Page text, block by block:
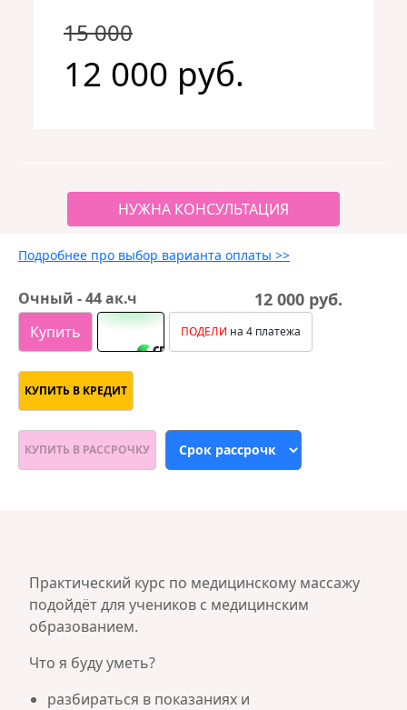
15 000
12 000 руб.
НУЖНА КОНСУЛЬТАЦИЯ
Подробнее про выбор варианта оплаты >>
Очный - 44 ак.ч 12 000 руб.
Купить ПОДЕЛИ на 4 платежа
КУПИТЬ В КРЕДИТ
КУПИТЬ В РАССРОЧКУ
Практический курс по медицинскому массажу
подойдёт для учеников с медицинским
образованием.
Что я буду уметь?
разбираться в показаниях и